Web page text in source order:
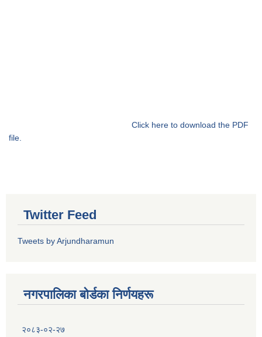
Click here to download the PDF
file.
Twitter Feed
Tweets by Arjundharamun
नगरपालिका बाेर्डका निर्णयहरू
२०८३-०२-२७